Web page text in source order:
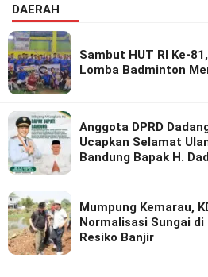
DAERAH
Sambut HUT RI Ke-
Lomba Badminton
Anggota DPRD
Ucapkan Selamat
Bandung Bapak H.
Mumpung Kemarau,
Normalisasi Sungai
Resiko Banjir